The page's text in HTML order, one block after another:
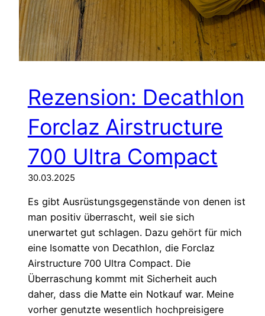
Rezension: Decathlon
Forclaz Airstructure
700 Ultra Compact
30.03.2025
Es gibt Ausrüstungsgegenstände von denen ist
man positiv überrascht, weil sie sich
unerwartet gut schlagen. Dazu gehört für mich
eine Isomatte von Decathlon, die Forclaz
Airstructure 700 Ultra Compact. Die
Überraschung kommt mit Sicherheit auch
daher, dass die Matte ein Notkauf war. Meine
vorher genutzte wesentlich hochpreisigere